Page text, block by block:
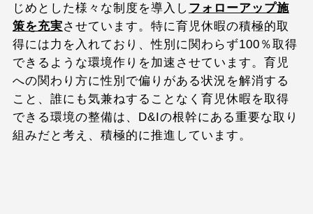
じめとした様々な制度を導入し フォローアップ施
策を充実させています。特に育児休暇の積極的取
得には力を入れており、性別に関わらず100％取得
できるような環境作りを加速させています。育児
への関わり方に性別で偏りがある状況を解消する
こと、誰にも気兼ねすることなく育児休暇を取得
できる環境の整備は、D&Iの根幹にある重要な取り
組みだと考え、積極的に推進しています。